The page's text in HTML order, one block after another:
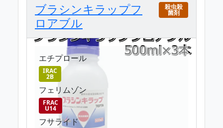
ブラシンキラップフ
ロアブル
殺虫殺
菌剤
エチプロール
IRAC
2B
フェリムゾン
FRAC
U14
フサライド